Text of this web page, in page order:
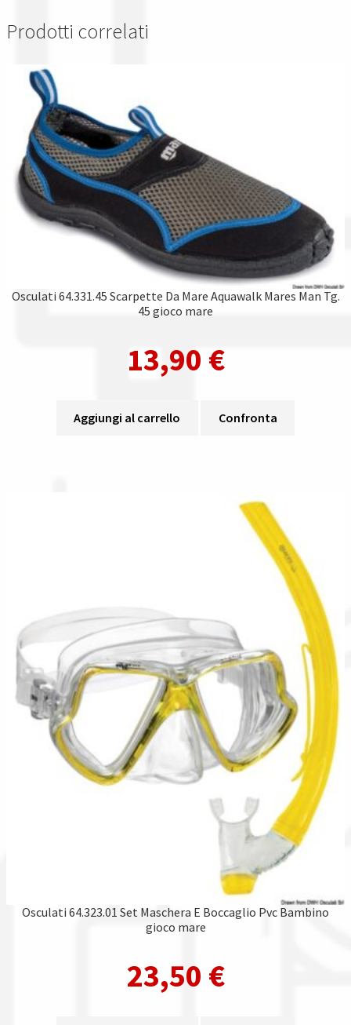
Prodotti correlati
Osculati 64.331.45 Scarpette Da Mare Aquawalk Mares Man Tg.
45 gioco mare
13,90 €
Aggiungi al carrello Confronta
Osculati 64.323.01 Set Maschera E Boccaglio Pvc Bambino
gioco mare
23,50 €